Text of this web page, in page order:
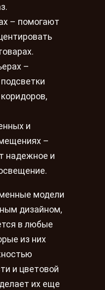
– помогают
–
и
–
надежное и
модели
дизайном,
в любые
из них
и цветовой
их еще